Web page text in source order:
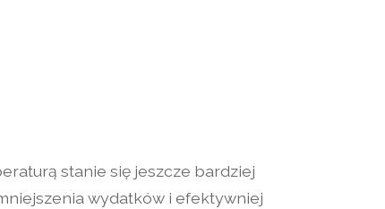
stanie się jeszcze bardziej
wydatków i efektywniej